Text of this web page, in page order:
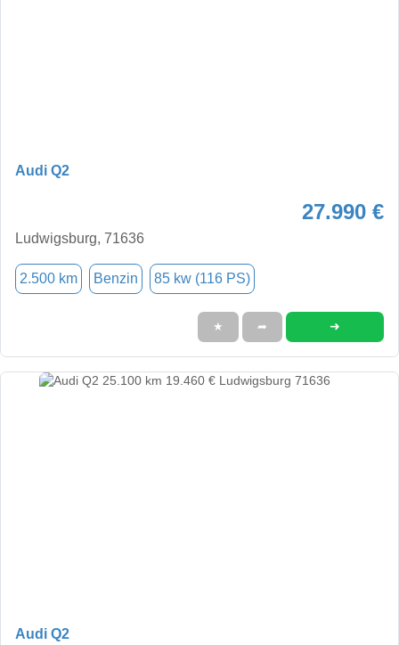
Audi Q2
27.990 €
Ludwigsburg, 71636
2.500 km Benzin 85 kw (116 PS)
★ ➦ ➜
Audi Q2